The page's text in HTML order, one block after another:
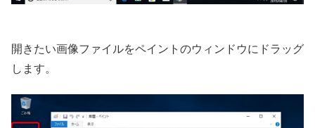
開きたい画像ファイルをペイントのウィンドウにドラッグ
します。